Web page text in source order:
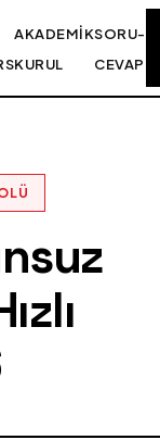
AKADEMIK
KURUL
SORU-
CEVAP